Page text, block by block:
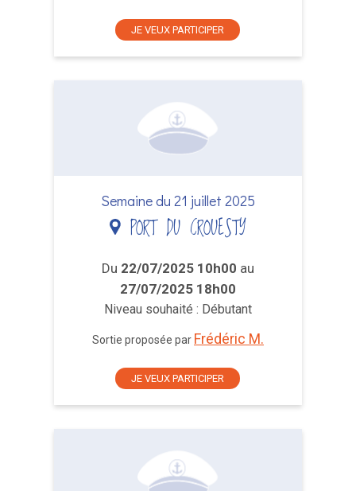
JE VEUX PARTICIPER
Semaine du 21 juillet 2025
PORT DU CROUESTY
Du 22/07/2025 10h00 au
27/07/2025 18h00
Niveau souhaité : Débutant
Sortie proposée par Frédéric M.
JE VEUX PARTICIPER